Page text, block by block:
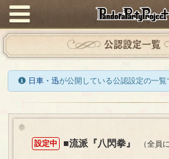
公認設定一覧
日車・迅が公開している公認設定の一覧
設定中 ■流派『八閃拳』 （全員